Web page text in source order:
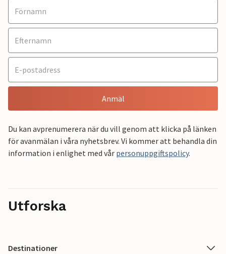
Anmäl
Du kan avprenumerera när du vill genom att klicka på länken
för avanmälan i våra nyhetsbrev. Vi kommer att behandla din
information i enlighet med vår personuppgiftspolicy.
Utforska
Destinationer